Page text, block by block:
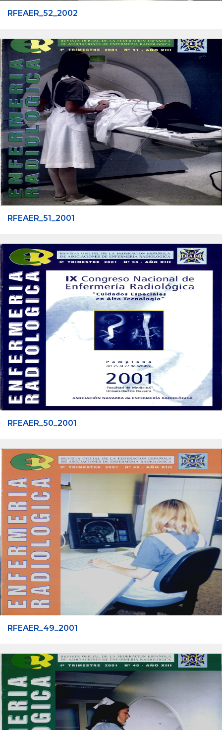
RFEAER_52_2002
RFEAER_51_2001
RFEAER_50_2001
RFEAER_49_2001